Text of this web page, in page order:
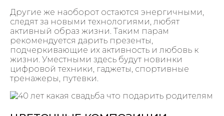
Другие же наоборот остаются энергичными,
следят за новыми технологиями, любят
активный образ жизни. Таким парам
рекомендуется дарить презенты,
подчеркивающие их активность и любовь к
жизни. Уместными здесь будут новинки
цифровой техники, гаджеты, спортивные
тренажеры, путевки.